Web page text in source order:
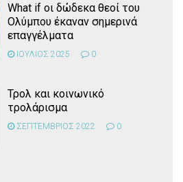
What if οι δώδεκα θεοί του
Ολύμπου έκαναν σημερινά
επαγγέλματα
ΙΟΥΛΙΟΣ 2025 0
Τρολ και κοινωνικό
τρολάρισμα
ΣΕΠΤΕΜΒΡΙΟΣ 2022 0